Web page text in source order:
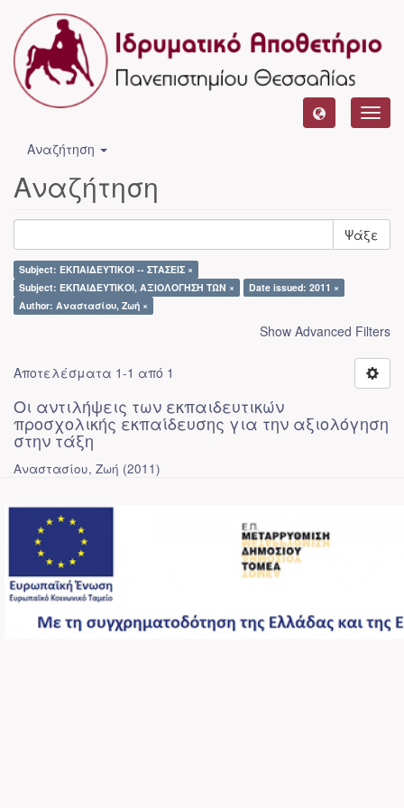
Αναζήτηση
Αναζήτηση
Ψάξε
Subject: ΕΚΠΑΙΔΕΥΤΙΚΟΙ -- ΣΤΑΣΕΙΣ ×
Subject: ΕΚΠΑΙΔΕΥΤΙΚΟΙ, ΑΞΙΟΛΟΓΗΣΗ ΤΩΝ ×
Date issued: 2011 ×
Author: Αναστασίου, Ζωή ×
Show Advanced Filters
Αποτελέσματα 1-1 από 1
Οι αντιλήψεις των εκπαιδευτικών
προσχολικής εκπαίδευσης για την αξιολόγηση
στην τάξη
Αναστασίου, Ζωή (2011)